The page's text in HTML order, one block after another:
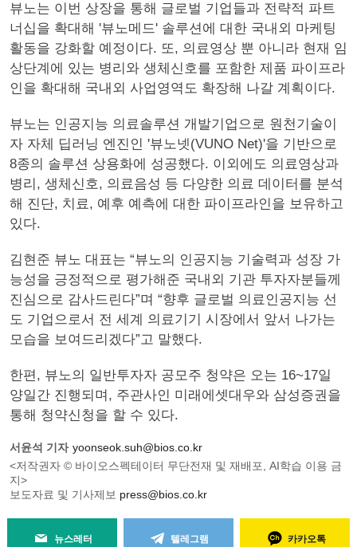
뷰노는 이번 상장을 통해 글로벌 기업들과 전략적 파트
너십을 확대해 '뷰노메드' 솔루션에 대한 국내외 마케팅
활동을 강화할 예정이다. 또, 의료영상 뿐 아니라 현재 임
상단계에 있는 병리와 생체신호를 포함한 제품 파이프라
인을 확대해 국내외 사업영역도 확장해 나갈 계획이다.
뷰노는 인공지능 의료솔루션 개발기업으로 원천기술이
자 자체 딥러닝 엔진인 '뷰노넷(VUNO Net)'을 기반으로
8종의 솔루션 상용화에 성공했다. 이외에도 의료영상과
병리, 생체신호, 의료음성 등 다양한 의료 데이터를 분석
해 진단, 치료, 예후 예측에 대한 파이프라인을 보유하고
있다.
김현준 뷰노 대표는 “뷰노의 인공지능 기술력과 성장 가
능성을 긍정적으로 평가해준 국내외 기관 투자자분들께
진심으로 감사드린다”며 “향후 글로벌 의료인공지능 선
도 기업으로서 전 세계 의료기기 시장에서 앞서 나가는
모습을 보여드리겠다”고 말했다.
한편, 뷰노의 일반투자자 공모주 청약은 오는 16~17일
양일간 진행되며, 주관사인 미래에셋대우와 삼성증권을
통해 청약신청을 할 수 있다.
서윤석 기자 yoonseok.suh@bios.co.kr
<저작권자 © 바이오스펙테이터 무단전재 및 재배포, AI학습 이용 금
지>
보도자료 및 기사제보 press@bios.co.kr
뉴스레터 텔레그램 카카오톡